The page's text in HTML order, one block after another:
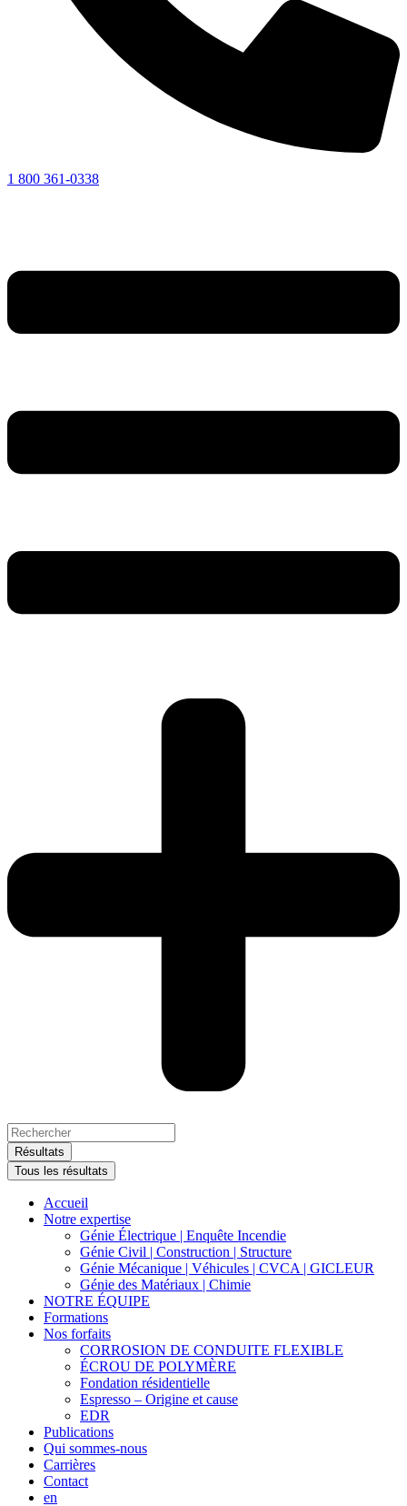
1 800 361-0338
Search
...Résultats
Tous les résultats
Accueil
Notre expertise
Génie Électrique | Enquête Incendie
Génie Civil | Construction | Structure
Génie Mécanique | Véhicules | CVCA | GICLEUR
Génie des Matériaux | Chimie
NOTRE ÉQUIPE
Formations
Nos forfaits
CORROSION DE CONDUITE FLEXIBLE
ÉCROU DE POLYMÈRE
Fondation résidentielle
Espresso – Origine et cause
EDR
Publications
Qui sommes-nous
Carrières
Contact
en